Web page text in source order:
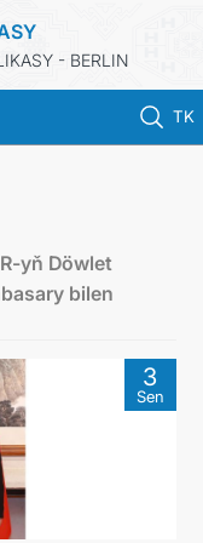
- BERLIN
TK
yň Döwlet
bilen
3
Sen